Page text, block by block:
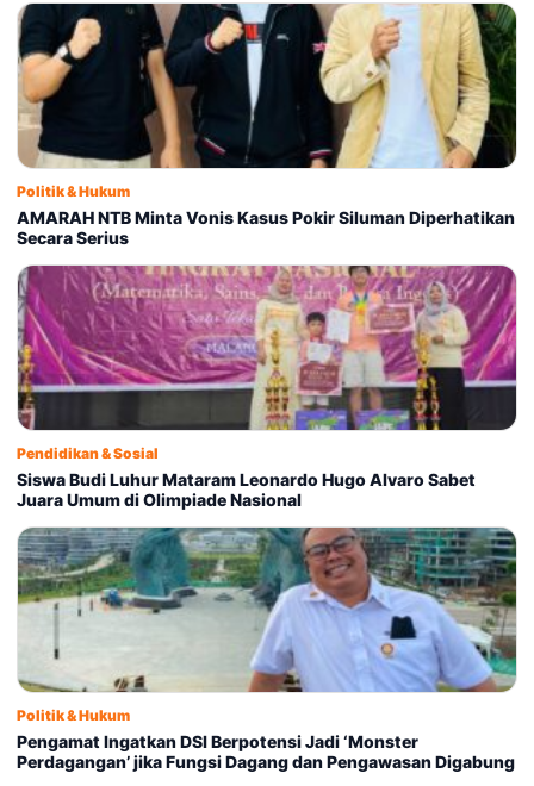
Politik & Hukum
AMARAH NTB Minta Vonis Kasus Pokir Siluman Diperhatikan
Secara Serius
Pendidikan & Sosial
Siswa Budi Luhur Mataram Leonardo Hugo Alvaro Sabet
Juara Umum di Olimpiade Nasional
Politik & Hukum
Pengamat Ingatkan DSI Berpotensi Jadi ‘Monster
Perdagangan’ jika Fungsi Dagang dan Pengawasan Digabung